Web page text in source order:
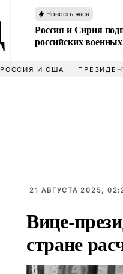
Новость часа
Россия и Сирия
российских
РОССИЯ И США
21 АВГУСТА 2025,
Вице-
стране